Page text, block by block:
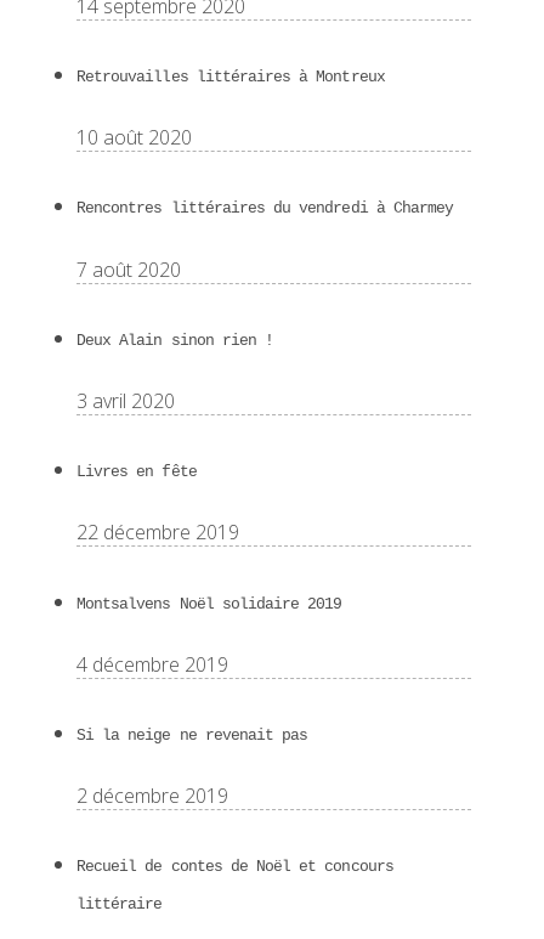
14 septembre 2020
Retrouvailles littéraires à Montreux
10 août 2020
Rencontres littéraires du vendredi à Charmey
7 août 2020
Deux Alain sinon rien !
3 avril 2020
Livres en fête
22 décembre 2019
Montsalvens Noël solidaire 2019
4 décembre 2019
Si la neige ne revenait pas
2 décembre 2019
Recueil de contes de Noël et concours
littéraire